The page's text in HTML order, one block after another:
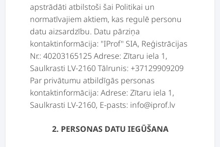
apstrādāti atbilstoši šai Politikai un
normatīvajiem aktiem, kas regulē personu
datu aizsardzību. Datu pārziņa
kontaktinformācija: "IProf" SIA, Reģistrācijas
Nr.: 40203165125 Adrese: Zītaru iela 1,
Saulkrasti LV-2160 Tālrunis: +37129909209
Par privātumu atbildīgās personas
kontaktinformācija: Adrese: Zītaru iela 1,
Saulkrasti LV-2160, E-pasts: info@iprof.lv
2. PERSONAS DATU IEGŪŠANA